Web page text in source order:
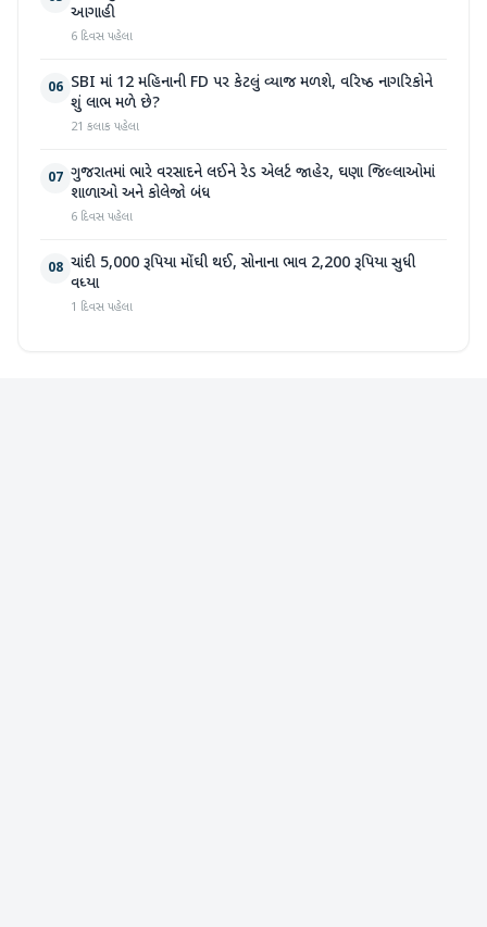
આગાહી
6 દિવસ પહેલા
06 SBI માં 12 મહિનાની FD પર કેટલું વ્યાજ મળશે, વરિષ્ઠ નાગરિકોને
શું લાભ મળે છે?
21 કલાક પહેલા
07 ગુજરાતમાં ભારે વરસાદને લઈને રેડ એલર્ટ જાહેર, ઘણા જિલ્લાઓમાં
શાળાઓ અને કોલેજો બંધ
6 દિવસ પહેલા
08 ચાંદી 5,000 રૂપિયા મોંઘી થઈ, સોનાના ભાવ 2,200 રૂપિયા સુધી
વધ્યા
1 દિવસ પહેલા